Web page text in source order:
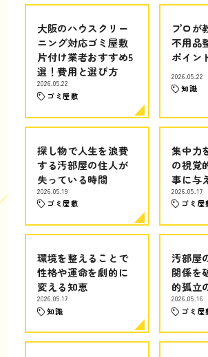
大阪のハウスクリー
ニング対応ゴミ屋敷
片付け業者おすすめ5
選！費用と選び方
2026.05.22
ゴミ屋敷
プロが
不用品
ポイン
2026.05.22
知識
探し物で人生を浪費
する汚部屋の住人が
失っている時間
2026.05.19
ゴミ屋敷
集中力
の視覚
事に与
2026.05.17
ゴミ屋
環境を整えることで
性格や運命を劇的に
変える知恵
2026.05.17
知識
汚部屋
関係を
的孤立
2026.05.16
ゴミ屋